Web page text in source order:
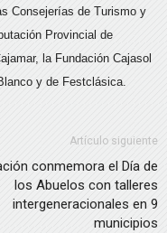
Consejerías de Turismo y
Provincial de
la Fundación Cajasol
y de Festclásica.
Artículo siguiente
conmemora el Día de
los Abuelos con talleres
intergeneracionales en 9
municipios